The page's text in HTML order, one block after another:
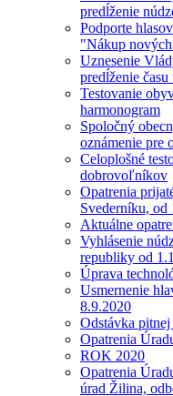
predĺženie
Podporte
"Nákup
Uznesenie
predĺženie
Testovanie
harmonogram
Spoločný
oznámenie pre
Celoplošné
dobrovoľníkov
Opatrenia
Svederníku, od
Aktuálne
Vyhlásenie
republiky od
Úprava
Usmernenie
8.9.2020
Odstávka
Opatrenia
ROK 2020
Opatrenia
úrad Žilina,